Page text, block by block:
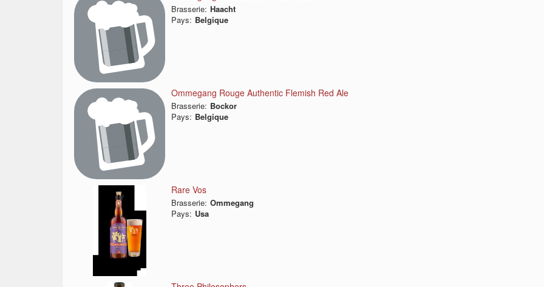
Brasserie: Haacht
Pays: Belgique
Ommegang Rouge Authentic Flemish Red Ale
Brasserie: Bockor
Pays: Belgique
Rare Vos
Brasserie: Ommegang
Pays: Usa